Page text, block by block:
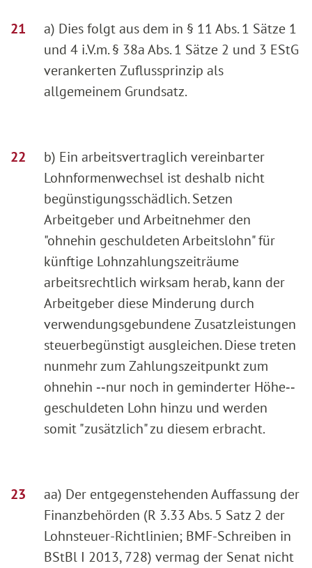
a) Dies folgt aus dem in § 11 Abs. 1 Sätze 1
und 4 i.V.m. § 38a Abs. 1 Sätze 2 und 3 EStG
verankerten Zuflussprinzip als
allgemeinem Grundsatz.
b) Ein arbeitsvertraglich vereinbarter
Lohnformenwechsel ist deshalb nicht
begünstigungsschädlich. Setzen
Arbeitgeber und Arbeitnehmer den
"ohnehin geschuldeten Arbeitslohn" für
künftige Lohnzahlungszeiträume
arbeitsrechtlich wirksam herab, kann der
Arbeitgeber diese Minderung durch
verwendungsgebundene Zusatzleistungen
steuerbegünstigt ausgleichen. Diese treten
nunmehr zum Zahlungszeitpunkt zum
ohnehin ‑‑nur noch in geminderter Höhe‑‑
geschuldeten Lohn hinzu und werden
somit "zusätzlich" zu diesem erbracht.
aa) Der entgegenstehenden Auffassung der
Finanzbehörden (R 3.33 Abs. 5 Satz 2 der
Lohnsteuer-Richtlinien; BMF-Schreiben in
BStBl I 2013, 728) vermag der Senat nicht